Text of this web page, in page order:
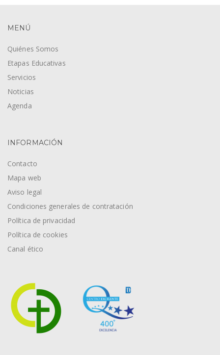
MENÚ
Quiénes Somos
Etapas Educativas
Servicios
Noticias
Agenda
INFORMACIÓN
Contacto
Mapa web
Aviso legal
Condiciones generales de contratación
Política de privacidad
Política de cookies
Canal ético